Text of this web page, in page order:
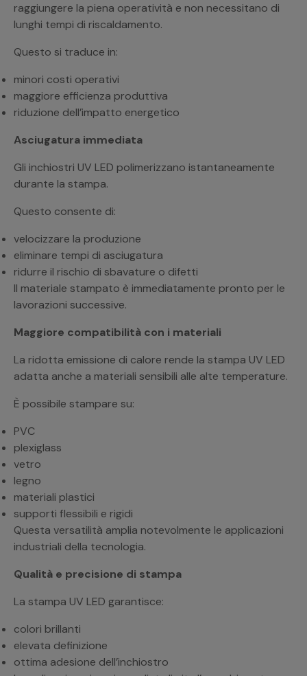
raggiungere la piena operatività e non necessitano di
lunghi tempi di riscaldamento.
Questo si traduce in:
minori costi operativi
maggiore efficienza produttiva
riduzione dell’impatto energetico
Asciugatura immediata
Gli inchiostri UV LED polimerizzano istantaneamente
durante la stampa.
Questo consente di:
velocizzare la produzione
eliminare tempi di asciugatura
ridurre il rischio di sbavature o difetti
Il materiale stampato è immediatamente pronto per le
lavorazioni successive.
Maggiore compatibilità con i materiali
La ridotta emissione di calore rende la stampa UV LED
adatta anche a materiali sensibili alle alte temperature.
È possibile stampare su:
PVC
plexiglass
vetro
legno
materiali plastici
supporti flessibili e rigidi
Questa versatilità amplia notevolmente le applicazioni
industriali della tecnologia.
Qualità e precisione di stampa
La stampa UV LED garantisce:
colori brillanti
elevata definizione
ottima adesione dell’inchiostro